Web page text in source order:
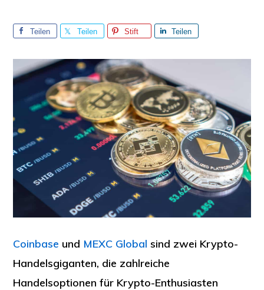
Teilen
Teilen
Stift
Teilen
Coinbase und MEXC Global sind zwei Krypto-
Handelsgiganten, die zahlreiche
Handelsoptionen für Krypto-Enthusiasten